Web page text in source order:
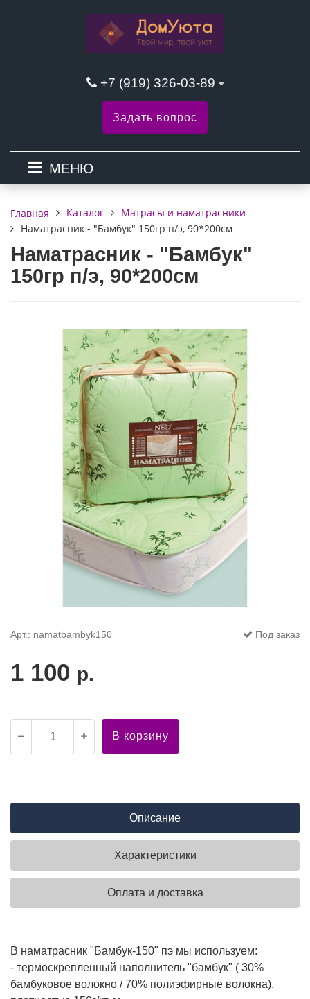
+7 (919) 326-03-89
Задать вопрос
МЕНЮ
Главная Каталог
Матрасы и наматрасники
Наматрасник - "Бамбук" 150гр п/э, 90*200см
Наматрасник - "Бамбук"
150гр п/э, 90*200см
Арт.: namatbambyk150 Под заказ
1 100 р.
В корзину
Описание
Характеристики
Оплата и доставка
В наматрасник "Бамбук-150" пэ мы используем:
- термоскрепленный наполнитель "бамбук" ( 30%
бамбуковое волокно / 70% полиэфирные волокна),